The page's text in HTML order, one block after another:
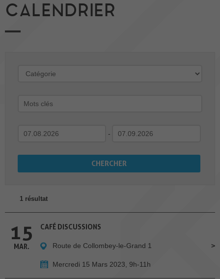
CALENDRIER
-
1 résultat
15
MAR.
CAFÉ DISCUSSIONS
Route de Collombey-le-Grand 1
Mercredi 15 Mars 2023, 9h-11h